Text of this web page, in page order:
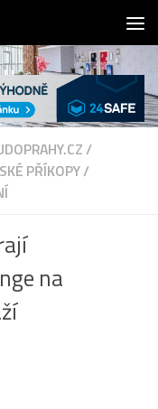
/
PŘÍKOPY/
na